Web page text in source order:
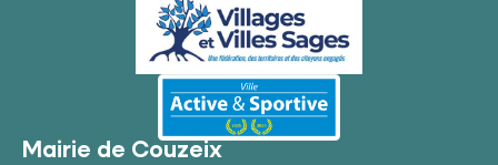
Mairie de Couzeix